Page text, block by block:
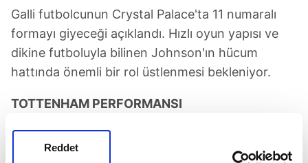
Reddet
Galli futbolcunun Crystal Palace'ta 11 numaralı
formayı giyeceği açıklandı. Hızlı oyun yapısı ve
dikine futboluyla bilinen Johnson'ın hücum
hattında önemli bir rol üstlenmesi bekleniyor.
TOTTENHAM PERFORMANSI
Brennan Johnson, bu sezon
formasıyla 21 resmi karşılaşmada görev aldı. Galli